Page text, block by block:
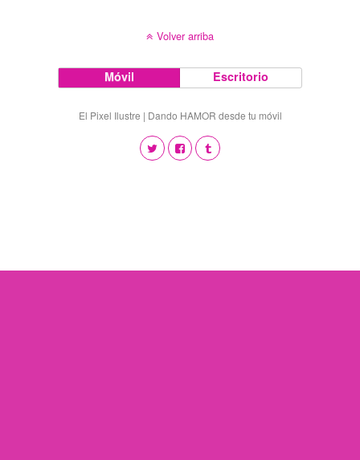
Volver arriba
Móvil Escritorio
El Pixel Ilustre | Dando HAMOR desde tu móvil